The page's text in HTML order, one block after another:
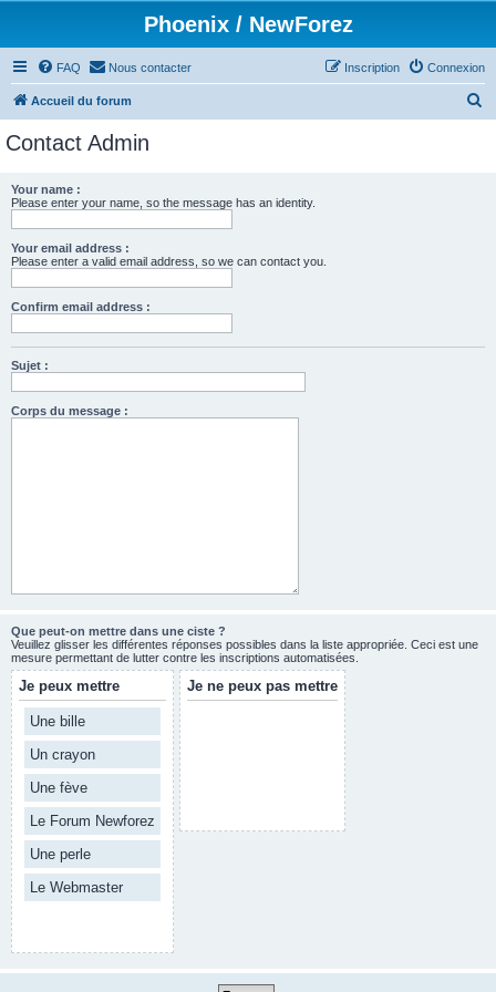
Phoenix / NewForez
FAQ Nous contacter Connexion
Inscription
Accueil du forum
Contact Admin
Your name :
Please enter your name, so the message has an identity.
Your email address :
Please enter a valid email address, so we can contact you.
Confirm email address :
Sujet :
Corps du message :
Que peut-on mettre dans une ciste ?
Veuillez glisser les différentes réponses possibles dans la liste appropriée. Ceci est une
mesure permettant de lutter contre les inscriptions automatisées.
Je peux mettre
Une bille
Un crayon
Une fève
Le Forum Newforez
Une perle
Le Webmaster
Je ne peux pas mettre